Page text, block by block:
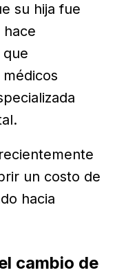
su hija fue
hace
un costo de
hacia
cambio de